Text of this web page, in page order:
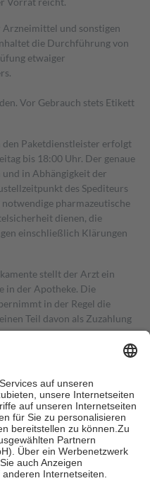
Arzneimittel und sonstigen
die Durchführung von
etwaiger
Vor Gebrauch stets Etikett
den Paketdienstleister erfolgt
bis 18:00 Uhr. Der genaue
in Abhängigkeit der
des Spediteurs
pharmazeutische
dienen, die
einschließlich Klärungen
stellt der Arzt ein
in der Apotheke. Die
in der Regel die
Teil davon als Zuzahlung
in Höhe von zehn
nie mehr als die tatsächlichen
für Online-Apotheken.
beträgt die
zehn Euro je
für ihre eigene Gesundheit zu
Familie zu unterstützen,